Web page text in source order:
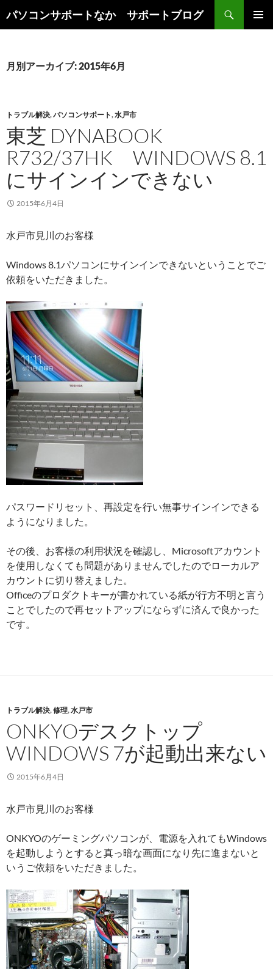
パソコンサポートなか サポートブログ
索
ン
キ
ッ
プ
月別アーカイブ: 2015年6月
トラブル解決,パソコンサポート,水戸市
東芝 DYNABOOK
R732/37HK WINDOWS 8.1
にサインインできない
2015年6月4日
水戸市見川のお客様
Windows 8.1パソコンにサインインできないということでご
依頼をいただきました。
パスワードリセット、再設定を行い無事サインインできる
ようになりました。
その後、お客様の利用状況を確認し、Microsoftアカウント
を使用しなくても問題がありませんでしたのでローカルア
カウントに切り替えました。
Officeのプロダクトキーが書かれている紙が行方不明と言う
ことでしたので再セットアップにならずに済んで良かった
です。
トラブル解決,修理,水戸市
ONKYOデスクトップ
WINDOWS 7が起動出来ない
2015年6月4日
水戸市見川のお客様
ONKYOのゲーミングパソコンが、電源を入れてもWindows
を起動しようとすると真っ暗な画面になり先に進まないと
いうご依頼をいただきました。